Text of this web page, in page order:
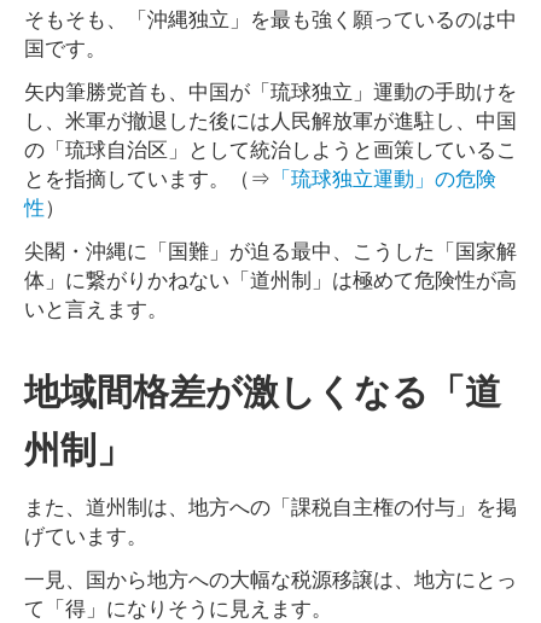
そもそも、「沖縄独立」を最も強く願っているのは中
国です。
矢内筆勝党首も、中国が「琉球独立」運動の手助けを
し、米軍が撤退した後には人民解放軍が進駐し、中国
の「琉球自治区」として統治しようと画策しているこ
とを指摘しています。（⇒ 「琉球独立運動」の危険
性）
尖閣・沖縄に「国難」が迫る最中、こうした「国家解
体」に繋がりかねない「道州制」は極めて危険性が高
いと言えます。
地域間格差が激しくなる「道
州制」
また、道州制は、地方への「課税自主権の付与」を掲
げています。
一見、国から地方への大幅な税源移譲は、地方にとっ
て「得」になりそうに見えます。